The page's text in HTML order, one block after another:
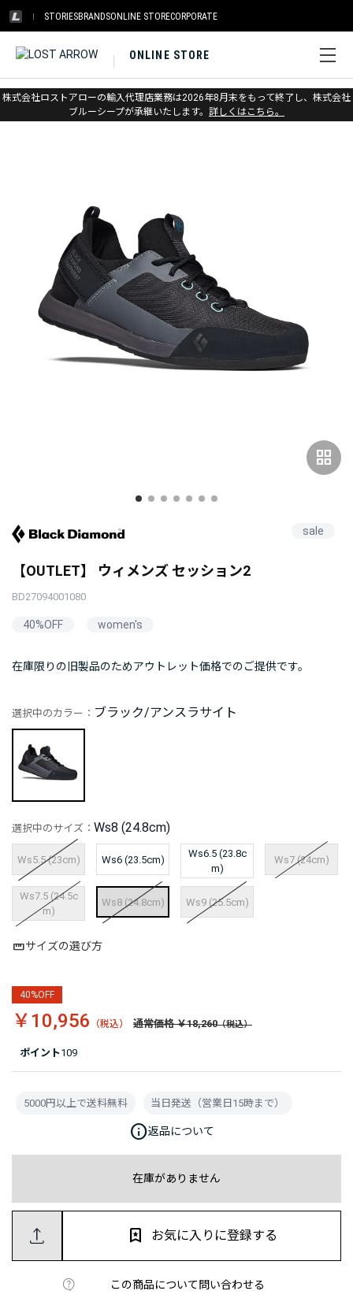
STORIESBRANDSONLINE STORECORPORATE
ONLINE STORE
株式会社ロストアローの輸入代理店業務は2026年8月末をもって終了し、株式会社
ブルーシープが承継いたします。 詳しくはこちら。
ホーム > アウトレット > 登山靴・シューズ
grid_view
sale
【OUTLET】 ウィメンズ セッション2
BD27094001080
40%OFF women's
在庫限りの旧製品のためアウトレット価格でのご提供です。
ポイント109
選択中のカラー： ブラック/アンスラサイト
選択中のサイズ： Ws8 (24.8cm)
Ws5.5 (23cm) Ws6 (23.5cm)
Ws6.5 (23.8c
m)
Ws7 (24cm)
Ws7.5 (24.5c
m)
Ws8 (24.8cm) Ws9 (25.5cm)
サイズの選び方
40%OFF
￥10,956 通常価格 ￥18,260
在庫がありません
この商品について問い合わせる
お気に入りに登録する
5000円以上で送料無料 当日発送（営業日15時まで）
info返品について